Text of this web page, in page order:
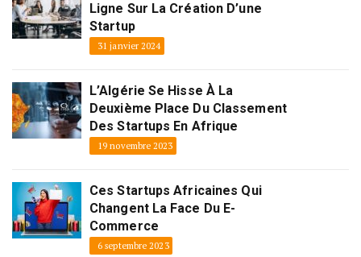
Ligne Sur La Création D’une
Startup
31 janvier 2024
L’Algérie Se Hisse À La
Deuxième Place Du Classement
Des Startups En Afrique
19 novembre 2023
Ces Startups Africaines Qui
Changent La Face Du E-
Commerce
6 septembre 2023